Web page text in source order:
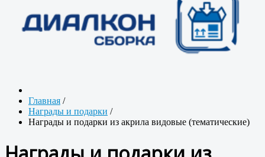
Главная /
Награды и подарки /
Награды и подарки из акрила видовые (тематические)